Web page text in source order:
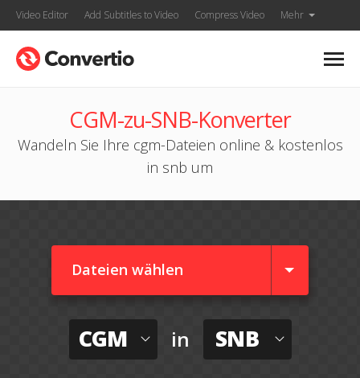
Video Editor Add Subtitles to Video Compress Video Mehr
CGM-zu-SNB-Konverter
Wandeln Sie Ihre cgm-Dateien online & kostenlos
in snb um
Dateien wählen
CGM in SNB